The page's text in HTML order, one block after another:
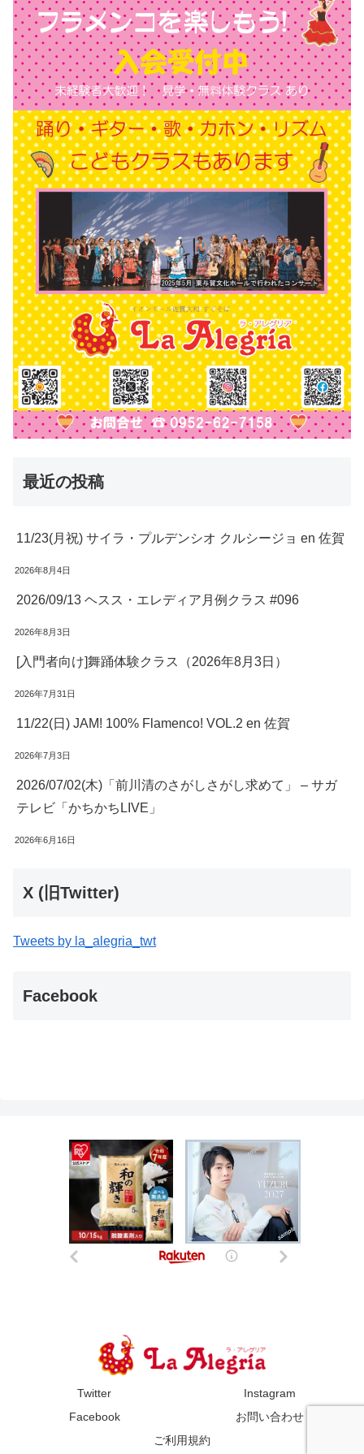
最近の投稿
11/23(月祝) サイラ・プルデンシオ クルシージョ en 佐賀
2026年8月4日
2026/09/13 ヘスス・エレディア月例クラス #096
2026年8月3日
[入門者向け]舞踊体験クラス（2026年8月3日）
2026年7月31日
11/22(日) JAM! 100% Flamenco! VOL.2 en 佐賀
2026年7月3日
2026/07/02(木)「前川清のさがしさがし求めて」 – サガ
テレビ「かちかちLIVE」
2026年6月16日
X (旧Twitter)
Tweets by la_alegria_twt
Facebook
Twitter
Instagram
Facebook
お問い合わせ
ご利用規約